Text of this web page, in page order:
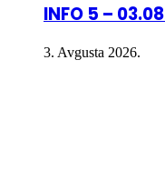
INFO 5 –
3. Avgusta 2026.